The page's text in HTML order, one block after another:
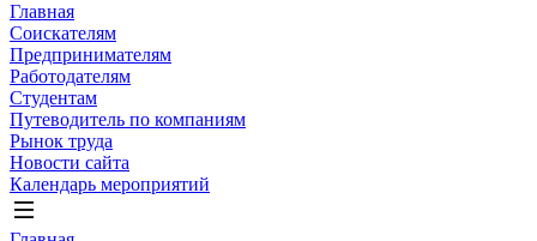
Главная
Соискателям
Предпринимателям
Работодателям
Студентам
Путеводитель по компаниям
Рынок труда
Новости сайта
Календарь мероприятий